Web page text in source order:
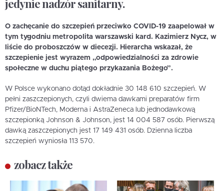
jedynie nadzór sanitarny.
O zachęcanie do szczepień przeciwko COVID-19 zaapelował w
tym tygodniu metropolita warszawski kard. Kazimierz Nycz, w
liście do proboszczów w diecezji. Hierarcha wskazał, że
szczepienie jest wyrazem „odpowiedzialności za zdrowie
społeczne w duchu piątego przykazania Bożego”.
W Polsce wykonano dotąd dokładnie 30 148 610 szczepień. W
pełni zaszczepionych, czyli dwiema dawkami preparatów firm
Pfizer/BioNTech, Moderna i AstraZeneca lub jednodawkową
szczepionką Johnson & Johnson, jest 14 004 587 osób. Pierwszą
dawką zaszczepionych jest 17 149 431 osób. Dzienna liczba
szczepień wyniosła 113 570.
zobacz także